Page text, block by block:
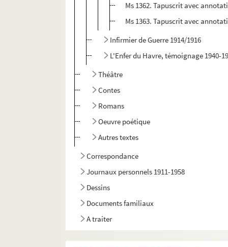
Ms 1362. Tapuscrit avec
Ms 1363. Tapuscrit avec
Infirmier de Guerre 1914/1916
L'Enfer du Havre, témoignage 1940-
Théâtre
Contes
Romans
Oeuvre poétique
Autres textes
Correspondance
Journaux personnels 1911-1958
Dessins
Documents familiaux
A traiter